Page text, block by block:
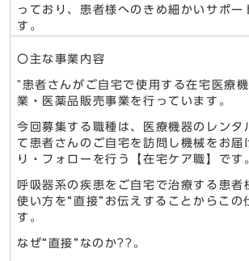
っており、患者様へのきめ細かいサポー
す。
〇主な事業内容
"患者さんがご自宅で使用する在宅医療
業・医薬品販売事業を行っています。
今回募集する職種は、医療機器のレンタ
て患者さんのご自宅を訪問し機械をお届
り・フォローを行う【在宅ケア職】です
呼吸器系の疾患をご自宅で治療する患者
使い方を“直接”お伝えすることからこの
す。
なぜ“直接”なのか??。